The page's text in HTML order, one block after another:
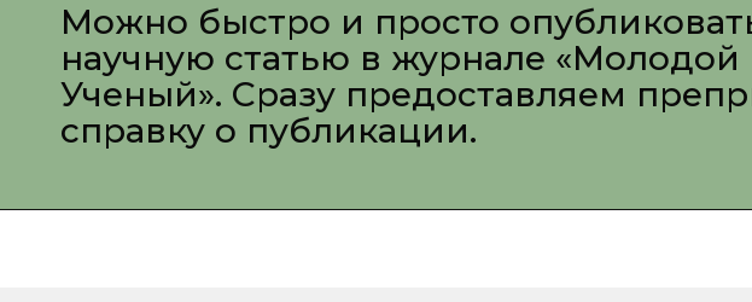
Можно быстро и просто
научную статью в журнале «Молодой
Ученый». Сразу предоставляем
справку о публикации.